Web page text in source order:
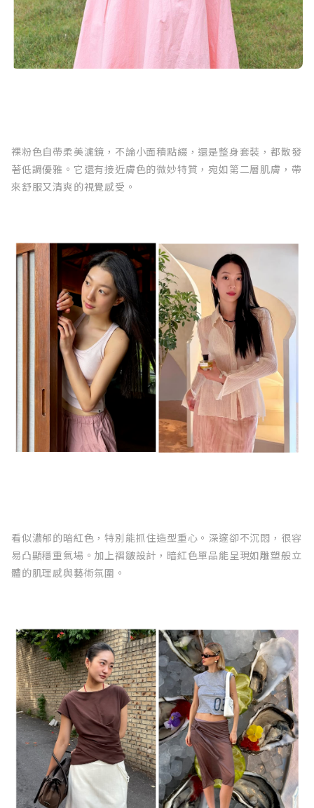
裸粉色自帶柔美濾鏡，不論小面積點綴，還是整身套裝，都散發
著低調優雅。它還有接近膚色的微妙特質，宛如第二層肌膚，帶
來舒服又清爽的視覺感受。
看似濃郁的暗紅色，特別能抓住造型重心。深邃卻不沉悶，很容
易凸顯穩重氣場。加上褶皺設計，暗紅色單品能呈現如雕塑般立
體的肌理感與藝術氛圍。